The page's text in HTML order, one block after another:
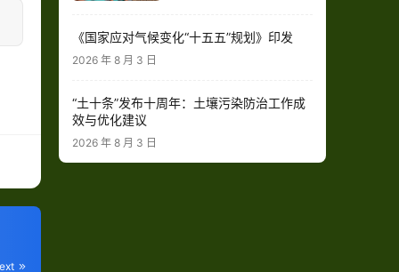
《国家应对气候变化“十五五”规划》印发
2026 年 8 月 3 日
“土十条”发布十周年：土壤污染防治工作成
效与优化建议
2026 年 8 月 3 日